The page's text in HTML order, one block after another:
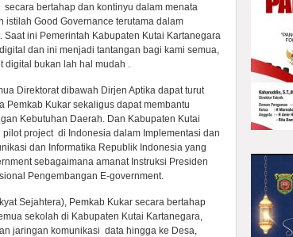
bertahap dan kontinyu dalam menata
istilah Good Governance terutama dalam
ini Pemerintah Kabupaten Kutai Kartanegara
dan ini menjadi tantangan bagi kami semua,
digital bukan lah hal mudah .
Direktorat dibawah Dirjen Aptika dapat turut
Kukar sekaligus dapat membantu
Kebutuhan Daerah. Dan Kabupaten Kutai
project di Indonesia dalam Implementasi dan
dan Informatika Republik Indonesia yang
sebagaimana amanat Instruksi Presiden
Pengembangan E-government.
Sejahtera), Pemkab Kukar secara bertahap
sekolah di Kabupaten Kutai Kartanegara,
jaringan komunikasi data hingga ke Desa,